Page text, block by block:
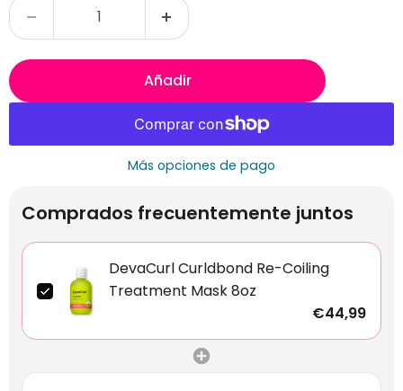
Añadir
Más opciones de pago
Comprados frecuentemente juntos
DevaCurl Curldbond Re-Coiling
Treatment Mask 8oz
€44,99